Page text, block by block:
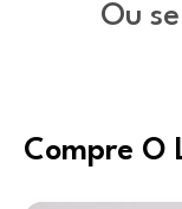
Ou
Compre O